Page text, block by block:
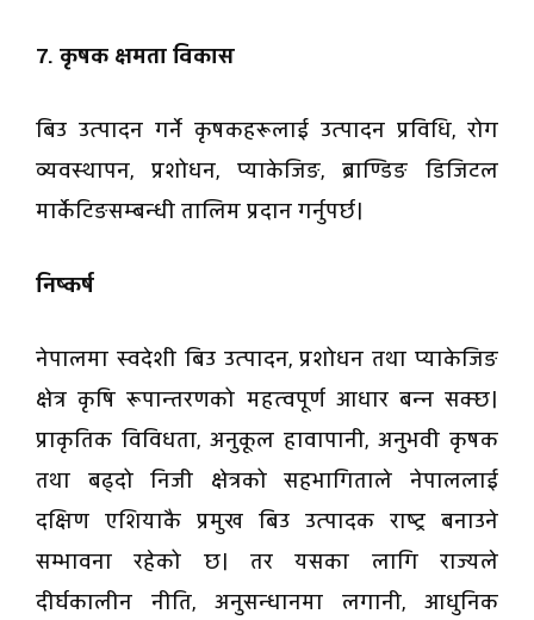
7. कृषक क्षमता विकास
बिउ उत्पादन गर्ने कृषकहरूलाई उत्पादन प्रविधि, रोग
व्यवस्थापन, प्रशोधन, प्याकेजिङ, ब्राण्डिङ डिजिटल
मार्केटिङसम्बन्धी तालिम प्रदान गर्नुपर्छ।
निष्कर्ष
नेपालमा स्वदेशी बिउ उत्पादन, प्रशोधन तथा प्याकेजिङ
क्षेत्र कृषि रूपान्तरणको महत्वपूर्ण आधार बन्न सक्छ।
प्राकृतिक विविधता, अनुकूल हावापानी, अनुभवी कृषक
तथा बढ्दो निजी क्षेत्रको सहभागिताले नेपाललाई
दक्षिण एशियाकै प्रमुख बिउ उत्पादक राष्ट्र बनाउने
सम्भावना रहेको छ। तर यसका लागि राज्यले
दीर्घकालीन नीति, अनुसन्धानमा लगानी, आधुनिक